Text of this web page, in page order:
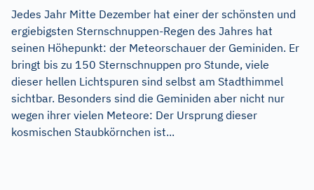
Jedes Jahr Mitte Dezember hat einer der schönsten und
ergiebigsten Sternschnuppen-Regen des Jahres hat
seinen Höhepunkt: der Meteorschauer der Geminiden. Er
bringt bis zu 150 Sternschnuppen pro Stunde, viele
dieser hellen Lichtspuren sind selbst am Stadthimmel
sichtbar. Besonders sind die Geminiden aber nicht nur
wegen ihrer vielen Meteore: Der Ursprung dieser
kosmischen Staubkörnchen ist...